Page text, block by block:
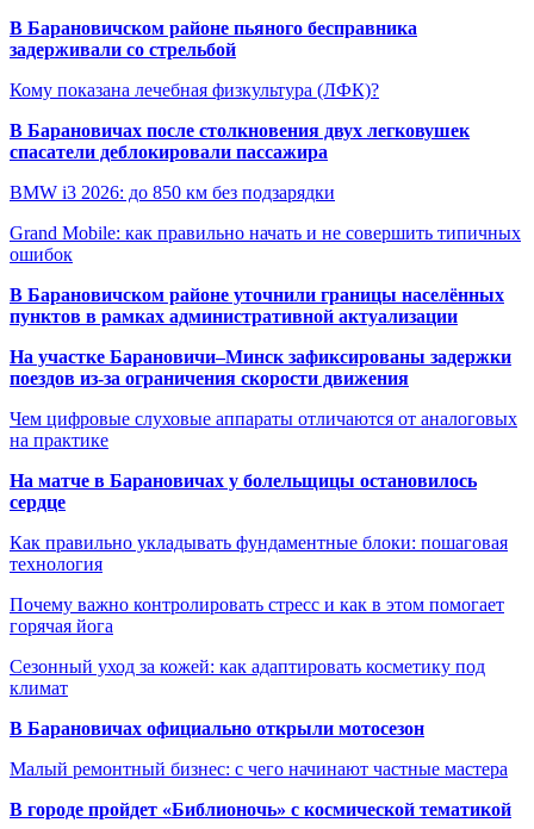
В Барановичском районе пьяного бесправника
задерживали со стрельбой
Кому показана лечебная физкультура (ЛФК)?
В Барановичах после столкновения двух легковушек
спасатели деблокировали пассажира
BMW i3 2026: до 850 км без подзарядки
Grand Mobile: как правильно начать и не совершить типичных
ошибок
В Барановичском районе уточнили границы населённых
пунктов в рамках административной актуализации
На участке Барановичи–Минск зафиксированы задержки
поездов из-за ограничения скорости движения
Чем цифровые слуховые аппараты отличаются от аналоговых
на практике
На матче в Барановичах у болельщицы остановилось
сердце
Как правильно укладывать фундаментные блоки: пошаговая
технология
Почему важно контролировать стресс и как в этом помогает
горячая йога
Сезонный уход за кожей: как адаптировать косметику под
климат
В Барановичах официально открыли мотосезон
Малый ремонтный бизнес: с чего начинают частные мастера
В городе пройдет «Библионочь» с космической тематикой